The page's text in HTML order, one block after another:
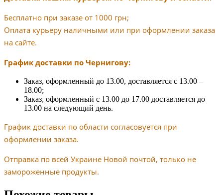
Бесплатно при заказе от 1000 грн;
Оплата курьеру наличными или при оформлении заказа
на сайте.
График доставки по Чернигову:
Заказ, оформленный до 13.00, доставляется с 13.00 –
18.00;
Заказ, оформленный с 13.00 до 17.00 доставляется до
13.00 на следующий день.
График доставки по области согласовуется при
оформлении заказа.
Отправка по всей Украине Новой почтой, только не
замороженные продукты.